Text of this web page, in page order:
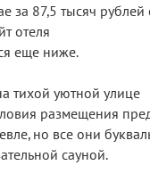
за 87,5 тысяч рублей
отеля
еще ниже.
тихой уютной улице
размещения
но все они
сауной.